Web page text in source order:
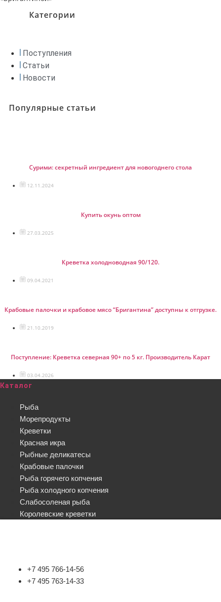
Категории
Поступления
Статьи
Новости
Популярные статьи
Сурими: секретный ингредиент для новогоднего стола
12.11.2024
Купить окунь оптом
27.03.2025
Креветка холодноводная 90/120.
09.04.2021
Крабовые палочки и крабовое мясо “Бригантина” доступны к отгрузке.
21.10.2019
Поступление: Креветка северная 90+ по 5 кг. Производитель Карат
03.04.2026
Каталог
Рыба
Морепродукты
Креветки
Красная икра
Рыбные деликатесы
Крабовые палочки
Рыба горячего копчения
Рыба холодного копчения
Слабосоленая рыба
Королевские креветки
+7 495 766-14-56
+7 495 763-14-33